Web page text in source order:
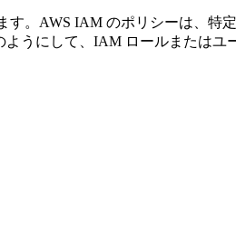
。AWS IAM のポリシーは、特
うにして、IAM ロールまたはユ